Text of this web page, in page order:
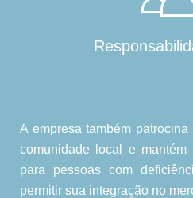
A empresa também
comunidade local e
para pessoas com
permitir sua integração no